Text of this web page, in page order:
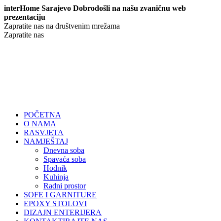
interHome Sarajevo Dobrodošli na našu zvaničnu web
prezentaciju
Zapratite nas na društvenim mrežama
Zapratite nas
POČETNA
O NAMA
RASVJETA
NAMJEŠTAJ
Dnevna soba
Spavaća soba
Hodnik
Kuhinja
Radni prostor
SOFE I GARNITURE
EPOXY STOLOVI
DIZAJN ENTERIJERA